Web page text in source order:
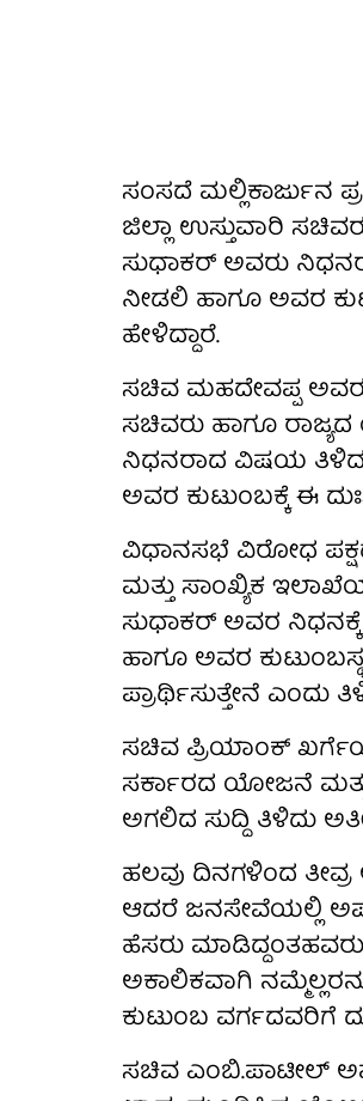
ಸಂಸದೆ ಮಲ್ಲಿಕಾರ್ಜುನ
ಜಿಲ್ಲಾ ಉಸ್ತುವಾರಿ
ಸುಧಾಕರ್ ಅವರು
ನೀಡಲಿ ಹಾಗೂ ಅವರ
ಹೇಳಿದ್ದಾರೆ.
ಸಚಿವ ಮಹದೇವಪ್ಪ
ಸಚಿವರು ಹಾಗೂ
ನಿಧನರಾದ ವಿಷಯ‌ ತಿಳಿದು
ಅವರ ಕುಟುಂಬಕ್ಕೆ ಈ
ವಿಧಾನಸಭೆ ವಿರೋಧ
ಮತ್ತು ಸಾಂಖ್ಯಿಕ
ಸುಧಾಕರ್‌ ಅವರ
ಹಾಗೂ ಅವರ
ಪ್ರಾರ್ಥಿಸುತ್ತೇನೆ ಎಂದು
ಸಚಿವ ಪ್ರಿಯಾಂಕ್
ಸರ್ಕಾರದ ಯೋಜನೆ
ಅಗಲಿದ ಸುದ್ದಿ ತಿಳಿದು
ಹಲವು ದಿನಗಳಿಂದ ತೀವ್ರ
ಆದರೆ ಜನಸೇವೆಯಲ್ಲಿ‌
ಹೆಸರು
ಅಕಾಲಿಕವಾಗಿ
ಕುಟುಂಬ ವರ್ಗದವರಿಗೆ
ಸಚಿವ ಎಂಬಿ.ಪಾಟೀಲ್